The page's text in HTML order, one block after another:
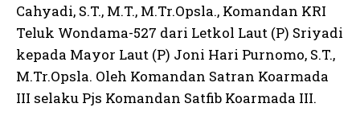
Cahyadi, S.T., M.T., M.Tr.Opsla., Komandan KRI
Teluk Wondama-527 dari Letkol Laut (P) Sriyadi
kepada Mayor Laut (P) Joni Hari Purnomo, S.T.,
M.Tr.Opsla. Oleh Komandan Satran Koarmada
III selaku Pjs Komandan Satfib Koarmada III.